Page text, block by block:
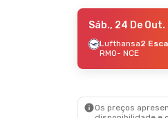
- Ter., 8 De Set.
Sáb., 24 De Out.
Lufthansa2
RMO- NCE
Os preços